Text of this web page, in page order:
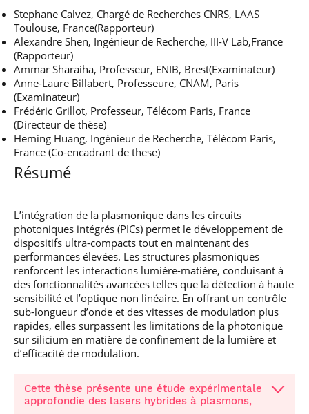
Stephane Calvez, Chargé de Recherches CNRS, LAAS
Toulouse, France(Rapporteur)
Alexandre Shen, Ingénieur de Recherche, III-V Lab,France
(Rapporteur)
Ammar Sharaiha, Professeur, ENIB, Brest(Examinateur)
Anne-Laure Billabert, Professeure, CNAM, Paris
(Examinateur)
Frédéric Grillot, Professeur, Télécom Paris, France
(Directeur de thèse)
Heming Huang, Ingénieur de Recherche, Télécom Paris,
France (Co-encadrant de these)
Résumé
L’intégration de la plasmonique dans les circuits
photoniques intégrés (PICs) permet le développement de
dispositifs ultra-compacts tout en maintenant des
performances élevées. Les structures plasmoniques
renforcent les interactions lumière-matière, conduisant à
des fonctionnalités avancées telles que la détection à haute
sensibilité et l’optique non linéaire. En offrant un contrôle
sub-longueur d’onde et des vitesses de modulation plus
rapides, elles surpassent les limitations de la photonique
sur silicium en matière de confinement de la lumière et
d’efficacité de modulation.
Cette thèse présente une étude expérimentale
approfondie des lasers hybrides à plasmons,